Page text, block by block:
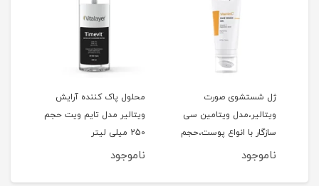
ژل شستشوی صورت
ویتالیر،مدل ویتامین سی
سازگار با انواع پوست،حجم
200 میلی‌لیتر
ناموجود
محلول پاک کننده آرایش
ویتالیر مدل تایم ویت حجم
250 میلی لیتر
ناموجود